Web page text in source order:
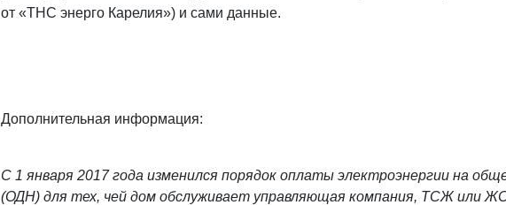
от «ТНС энерго Карелия») и сами данные.
Дополнительная информация:
С 1 января 2017 года изменился порядок оплаты электроэнергии на
(ОДН) для тех, чей дом обслуживает управляющая компания, ТСЖ или